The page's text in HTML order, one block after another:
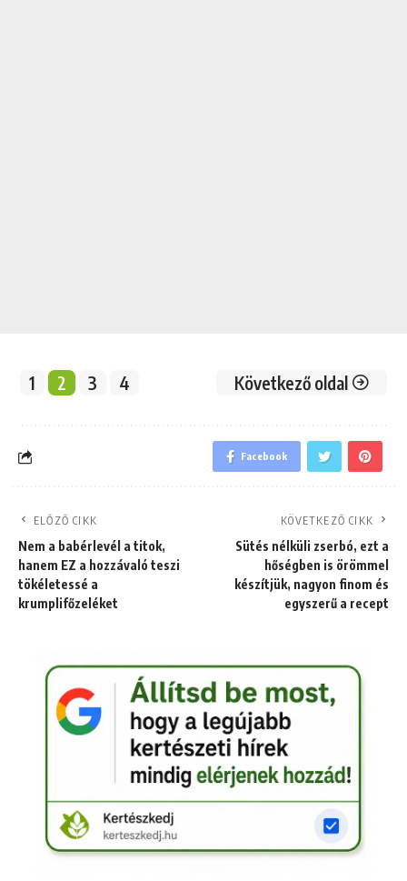
1 2 3 4 Következő oldal
Facebook
ELŐZŐ CIKK
Nem a babérlevél a titok,
hanem EZ a hozzávaló teszi
tökéletessé a
krumplifőzeléket
KÖVETKEZŐ CIKK
Sütés nélküli zserbó, ezt a
hőségben is örömmel
készítjük, nagyon finom és
egyszerű a recept